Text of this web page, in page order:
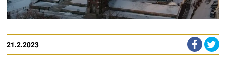
21.2.2023